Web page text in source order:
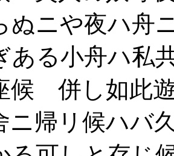
ぬニや夜ハ舟
ある小舟ハ私
候 併し如此
ニ帰リ候ハバ